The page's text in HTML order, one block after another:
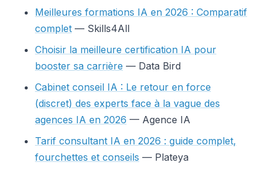
Meilleures formations IA en 2026 : Comparatif
complet — Skills4All
Choisir la meilleure certification IA pour
booster sa carrière — Data Bird
Cabinet conseil IA : Le retour en force
(discret) des experts face à la vague des
agences IA en 2026 — Agence IA
Tarif consultant IA en 2026 : guide complet,
fourchettes et conseils — Plateya